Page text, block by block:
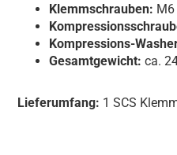
Klemmschrauben:
Kompressions-
Gesamtgewicht: ca.
Lieferumfang: 1 SCS